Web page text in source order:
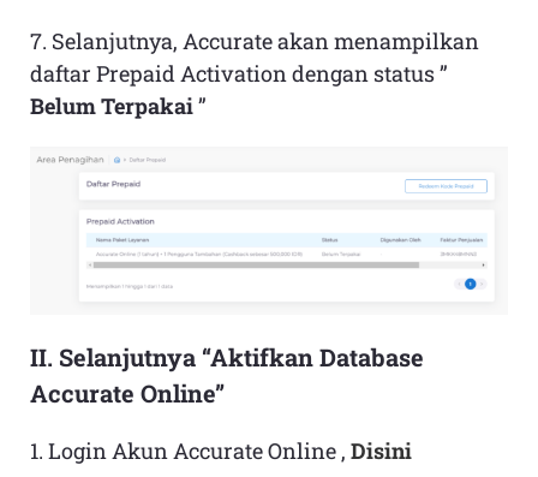
7. Selanjutnya, Accurate akan menampilkan
daftar Prepaid Activation dengan status ”
Belum Terpakai”
II. Selanjutnya “Aktifkan Database
Accurate Online”
1. Login Akun Accurate Online , Disini